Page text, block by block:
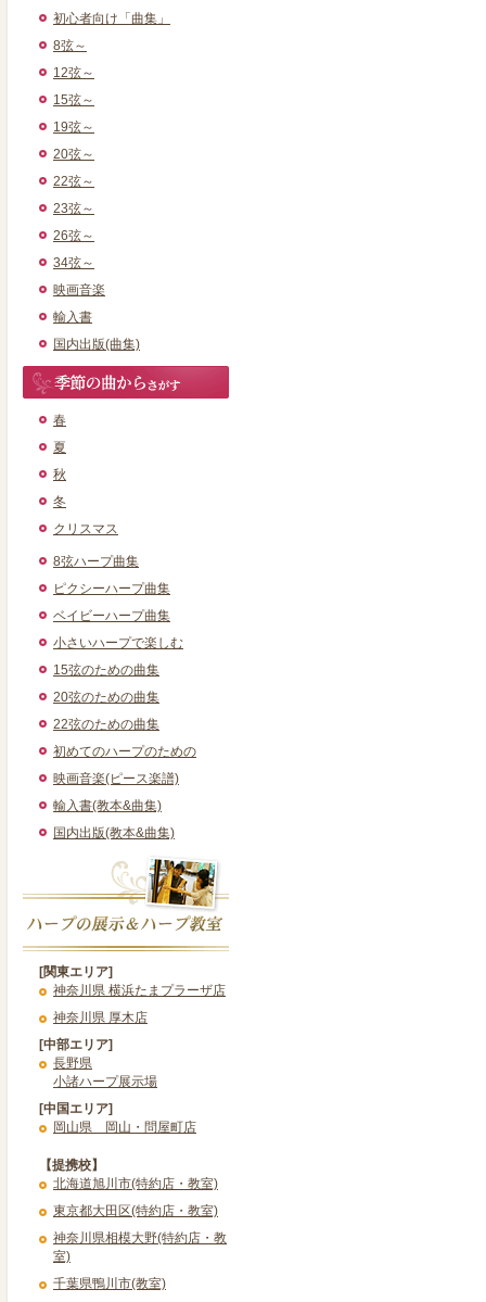
初心者向け「曲集」
8弦～
12弦～
15弦～
19弦～
20弦～
22弦～
23弦～
26弦～
34弦～
映画音楽
輸入書
国内出版(曲集)
春
夏
秋
冬
クリスマス
8弦ハープ曲集
ピクシーハープ曲集
ベイビーハープ曲集
小さいハープで楽しむ
15弦のための曲集
20弦のための曲集
22弦のための曲集
初めてのハープのための
映画音楽(ピース楽譜)
輸入書(教本&曲集)
国内出版(教本&曲集)
[関東エリア]
神奈川県 横浜たまプラーザ店
神奈川県 厚木店
[中部エリア]
長野県
小諸ハープ展示場
[中国エリア]
岡山県 岡山・問屋町店
【提携校】
北海道旭川市(特約店・教室)
東京都大田区(特約店・教室)
神奈川県相模大野(特約店・教
室)
千葉県鴨川市(教室)